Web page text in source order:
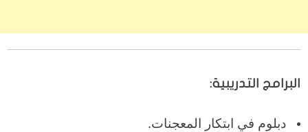
البرامج التدريبية:
دبلوم في ابتكار المعجنات.